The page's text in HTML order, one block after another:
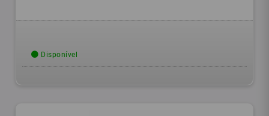
Disponível